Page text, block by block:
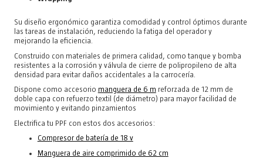
Su diseño ergonómico garantiza comodidad y control óptimos durante
las tareas de instalación, reduciendo la fatiga del operador y
mejorando la eficiencia.
Construido con materiales de primera calidad, como tanque y bomba
resistentes a la corrosión y válvula de cierre de polipropileno de alta
densidad para evitar daños accidentales a la carrocería.
Dispone como accesorio manguera de 6 m reforzada de 12 mm de
doble capa con refuerzo textil (de diámetro) para mayor facilidad de
movimiento y evitando pinzamientos
Electrifica tu PPF con estos dos accesorios:
Compresor de batería de 18 v
Manguera de aire comprimido de 62 cm